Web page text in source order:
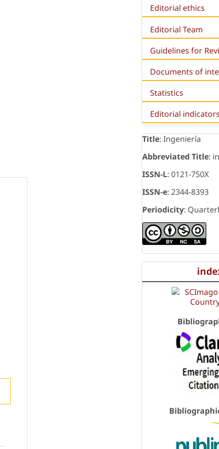
Editorial ethics
Editorial Team
Guidelines for
Documents of
Statistics
Editorial
Title: Ingeniería
Abbreviated Title:
ISSN-L: 0121-750X
ISSN-e: 2344-8393
Periodicity: